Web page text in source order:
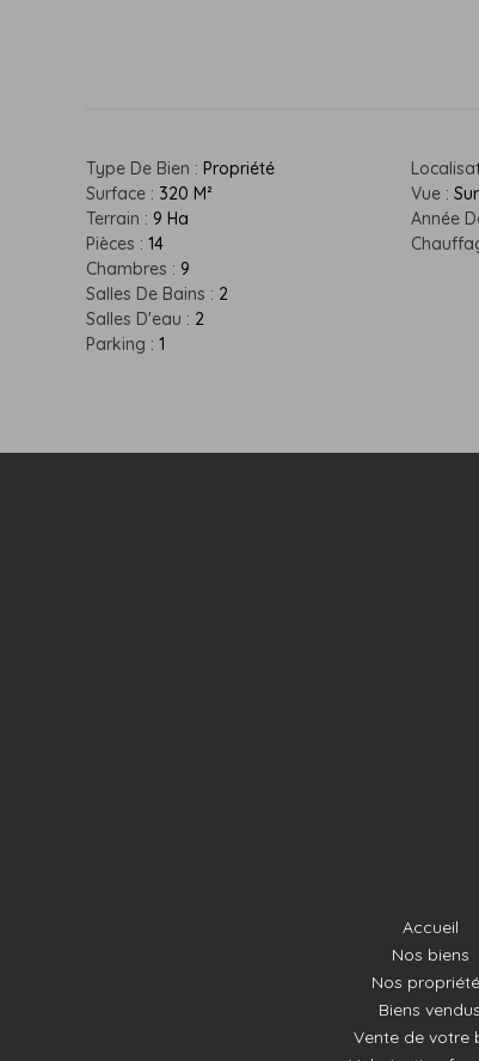
Type De Bien : Propriété
Surface : 320 M²
Terrain : 9 Ha
Pièces : 14
Chambres : 9
Salles De Bains : 2
Salles D'eau : 2
Parking : 1
Vue :
Année
Accueil
Nos biens
Nos
Biens vendus
Vente de votre